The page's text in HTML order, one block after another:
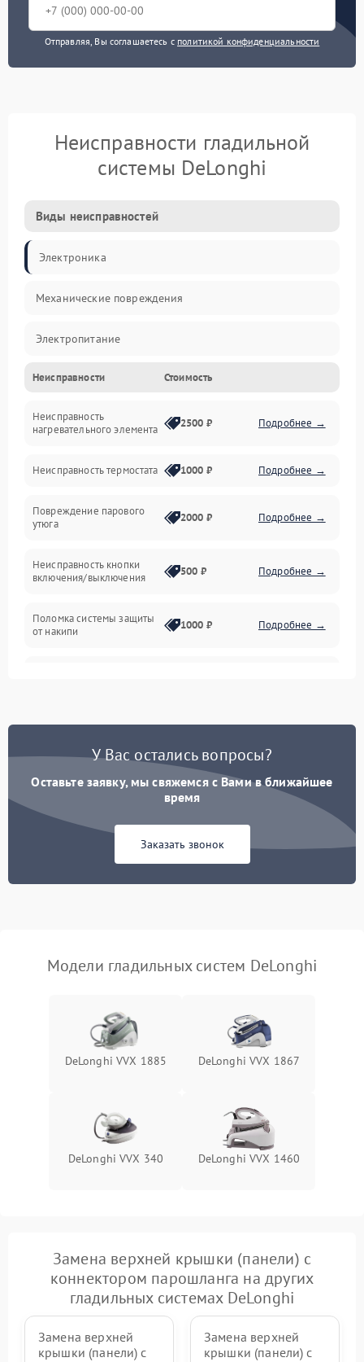
Отправляя, Вы соглашаетесь с политикой конфиденциальности
Неисправности гладильной
системы DeLonghi
Виды неисправностей
Электроника
Механические повреждения
Электропитание
Пар
Герметичность
Электроника/Механические
Неисправности Стоимость
Неисправность
нагревательного элемента
2500 ₽ Подробнее →
Неисправность термостата 1000 ₽ Подробнее →
Повреждение парового
утюга
2000 ₽ Подробнее →
Неисправность кнопки
включения/выключения
500 ₽ Подробнее →
Поломка системы защиты
от накипи
1000 ₽ Подробнее →
Поломка системы
Неисправность системы
2000 ₽ Подробнее →
Поломка сетевого шнура 500 ₽ Подробнее →
Неисправность системы
Проблемы с регулировкой
температуры
1500 ₽ Подробнее →
Подробнее →
Неисправность блока
1500 ₽ Подробнее →
Неисправность кнопок
управления
500 ₽ Подробнее →
Неисправность системы
автоматического
отключения
1500 ₽ Подробнее →
У Вас остались вопросы?
Оставьте заявку, мы свяжемся с Вами в ближайшее
время
Заказать звонок
Модели гладильных систем DeLonghi
DeLonghi VVX 1885 DeLonghi VVX 1867
DeLonghi VVX 340 DeLonghi VVX 1460
Замена верхней крышки (панели) с
коннектором парошланга на других
гладильных системах DeLonghi
Замена верхней
крышки (панели) с
Замена верхней
крышки (панели) с